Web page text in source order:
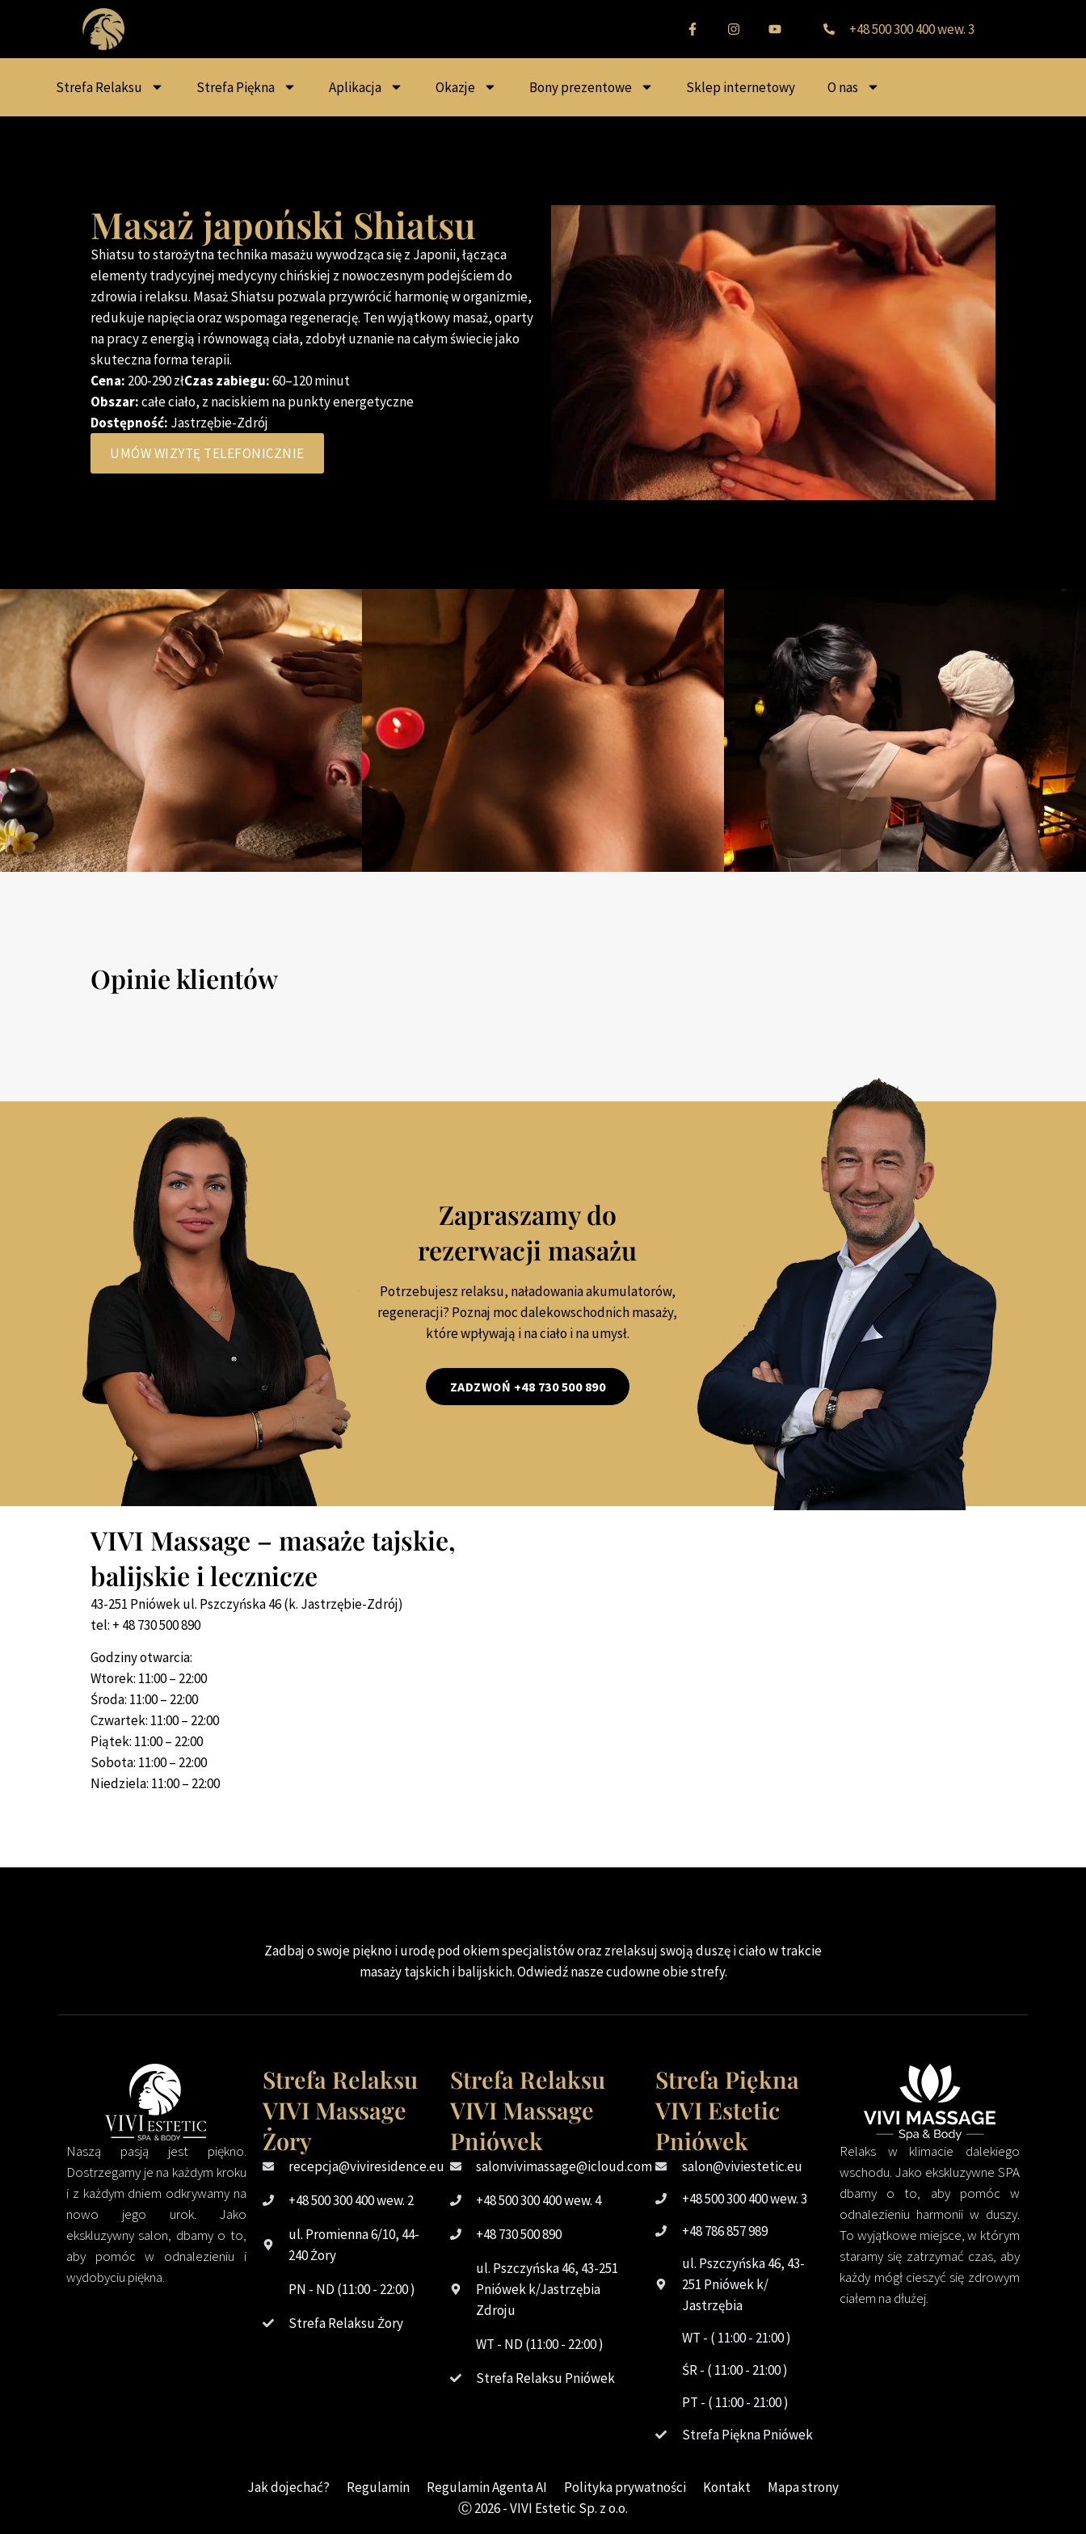
+48 500 300 400 wew. 3
Strefa Relaksu Strefa Piękna Aplikacja Okazje Bony prezentowe Sklep internetowy O nas
Masaż japoński Shiatsu
Shiatsu to starożytna technika masażu wywodząca się z Japonii, łącząca
elementy tradycyjnej medycyny chińskiej z nowoczesnym podejściem do
zdrowia i relaksu. Masaż Shiatsu pozwala przywrócić harmonię w organizmie,
redukuje napięcia oraz wspomaga regenerację. Ten wyjątkowy masaż, oparty
na pracy z energią i równowagą ciała, zdobył uznanie na całym świecie jako
skuteczna forma terapii.
Cena: 200-290 złCzas zabiegu:60–120 minut
Obszar:całe ciało, z naciskiem na punkty energetyczne
Dostępność: Jastrzębie-Zdrój
UMÓW WIZYTĘ TELEFONICZNIE
Opinie klientów
Zapraszamy do
rezerwacji masażu
Potrzebujesz relaksu, naładowania akumulatorów,
regeneracji? Poznaj moc dalekowschodnich masaży,
które wpływają i na ciało i na umysł.
ZADZWOŃ +48 730 500 890
VIVI Massage – masaże tajskie,
balijskie i lecznicze
43-251 Pniówek ul. Pszczyńska 46 (k. Jastrzębie-Zdrój)
tel: + 48 730 500 890
Godziny otwarcia:
Wtorek: 11:00 – 22:00
Środa: 11:00 – 22:00
Czwartek: 11:00 – 22:00
Piątek: 11:00 – 22:00
Sobota: 11:00 – 22:00
Niedziela: 11:00 – 22:00
Zadbaj o swoje piękno i urodę pod okiem specjalistów oraz zrelaksuj swoją duszę i ciało w trakcie
masaży tajskich i balijskich. Odwiedź nasze cudowne obie strefy.
Naszą pasją jest piękno.
Dostrzegamy je na każdym kroku
i z każdym dniem odkrywamy na
nowo jego urok. Jako
ekskluzywny salon, dbamy o to,
aby pomóc w odnalezieniu i
wydobyciu piękna.
Strefa Relaksu
VIVI Massage
Żory
recepcja@viviresidence.eu
+48 500 300 400 wew. 2
ul. Promienna 6/10, 44-
240 Żory
PN - ND (11:00 - 22:00 )
Strefa Relaksu Żory
Strefa Relaksu
VIVI Massage
Pniówek
salonvivimassage@icloud.com
+48 500 300 400 wew. 4
+48 730 500 890
ul. Pszczyńska 46, 43-251
Pniówek k/Jastrzębia
Zdroju
WT - ND (11:00 - 22:00 )
Strefa Relaksu Pniówek
Strefa Piękna
VIVI Estetic
Pniówek
salon@viviestetic.eu
+48 500 300 400 wew. 3
+48 786 857 989
ul. Pszczyńska 46, 43-
251 Pniówek k/
Jastrzębia
WT - ( 11:00 - 21:00 )
ŚR - ( 11:00 - 21:00 )
PT - ( 11:00 - 21:00 )
Strefa Piękna Pniówek
Relaks w klimacie dalekiego
wschodu. Jako ekskluzywne SPA
dbamy o to, aby pomóc w
odnalezieniu harmonii w duszy.
To wyjątkowe miejsce, w którym
staramy się zatrzymać czas, aby
każdy mógł cieszyć się zdrowym
ciałem na dłużej.
Jak dojechać? Regulamin Regulamin Agenta AI Polityka prywatności Kontakt
Mapa strony
Ⓒ 2026 - VIVI Estetic Sp. z o.o.